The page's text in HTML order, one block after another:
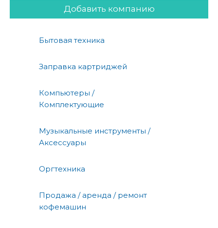
Добавить компанию
Бытовая техника
Заправка картриджей
Компьютеры /
Комплектующие
Музыкальные инструменты /
Аксессуары
Оргтехника
Продажа / аренда / ремонт
кофемашин